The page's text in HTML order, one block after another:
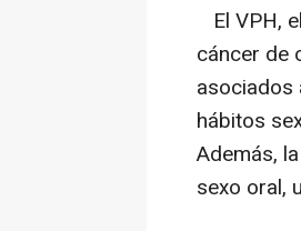
El VPH,
cáncer de
asociados
hábitos
Además,
sexo oral,